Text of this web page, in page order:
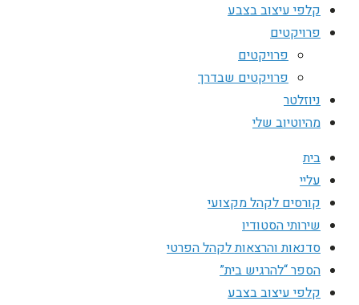
קלפי עיצוב בצבע
פרויקטים
פרויקטים
פרויקטים שבדרך
ניוזלטר
מהיוטיוב שלי
בית
עליי
קורסים לקהל מקצועי
שירותי הסטודיו
סדנאות והרצאות לקהל הפרטי
הספר “להרגיש בית”
קלפי עיצוב בצבע